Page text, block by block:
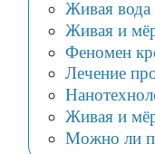
Живая вода
Живая и
Феномен
Лечение
Живая и
Можно ли